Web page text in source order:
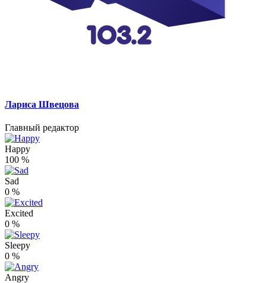
Лариса Швецова
Главный редактор
Happy
100 %
Sad
0 %
Excited
0 %
Sleepy
0 %
Angry